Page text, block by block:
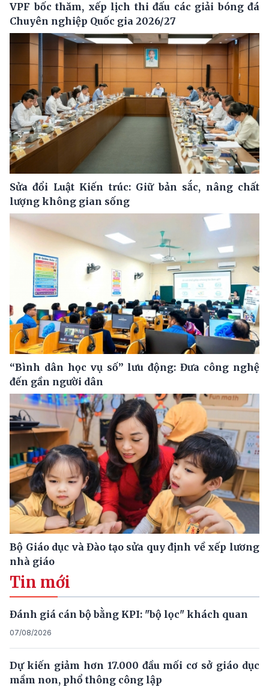
VPF bốc thăm, xếp lịch thi đấu các giải bóng đá
Chuyên nghiệp Quốc gia 2026/27
Sửa đổi Luật Kiến trúc: Giữ bản sắc, nâng chất
lượng không gian sống
“Bình dân học vụ số” lưu động: Đưa công nghệ
đến gần người dân
Bộ Giáo dục và Đào tạo sửa quy định về xếp lương
nhà giáo
Tin mới
Đánh giá cán bộ bằng KPI: "bộ lọc" khách quan
07/08/2026
Dự kiến giảm hơn 17.000 đầu mối cơ sở giáo dục
mầm non, phổ thông công lập